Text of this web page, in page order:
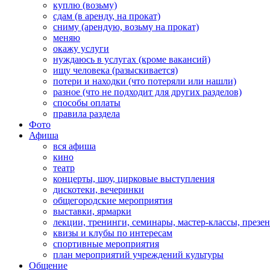
куплю (возьму)
сдам (в аренду, на прокат)
сниму (арендую, возьму на прокат)
меняю
окажу услуги
нуждаюсь в услугах (кроме вакансий)
ищу человека (разыскивается)
потери и находки (что потеряли или нашли)
разное (что не подходит для других разделов)
способы оплаты
правила раздела
Фото
Афиша
вся афиша
кино
театр
концерты, шоу, цирковые выступления
дискотеки, вечеринки
общегородские мероприятия
выставки, ярмарки
лекции, тренинги, семинары, мастер-классы,
квизы и клубы по интересам
спортивные мероприятия
план мероприятий учреждений культуры
Общение